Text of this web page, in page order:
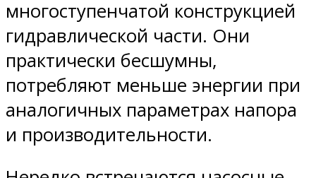
многоступенчатой конструкцией
гидравлической части. Они
практически бесшумны,
потребляют меньше энергии при
аналогичных параметрах напора
и производительности.